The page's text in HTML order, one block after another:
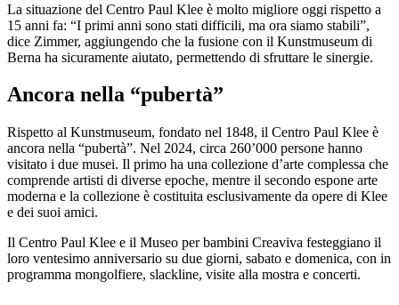
La situazione del Centro Paul Klee è molto migliore oggi rispetto a
15 anni fa: “I primi anni sono stati difficili, ma ora siamo stabili”,
dice Zimmer, aggiungendo che la fusione con il Kunstmuseum di
Berna ha sicuramente aiutato, permettendo di sfruttare le sinergie.
Ancora nella “pubertà”
Rispetto al Kunstmuseum, fondato nel 1848, il Centro Paul Klee è
ancora nella “pubertà”. Nel 2024, circa 260’000 persone hanno
visitato i due musei. Il primo ha una collezione d’arte complessa che
comprende artisti di diverse epoche, mentre il secondo espone arte
moderna e la collezione è costituita esclusivamente da opere di Klee
e dei suoi amici.
Il Centro Paul Klee e il Museo per bambini Creaviva festeggiano il
loro ventesimo anniversario su due giorni, sabato e domenica, con in
programma mongolfiere, slackline, visite alla mostra e concerti.